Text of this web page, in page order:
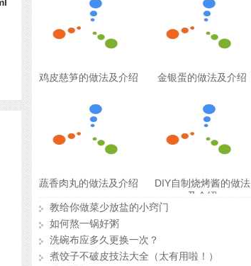
鸡皮慈笋的做法及介绍 金银蛋的做法及介绍
蔬香肉丸的做法及介绍
DIY自制烧烤酱的做法
及介绍
教给你做菜少放盐的小窍门
如何熬一锅好粥
洗碗布应多久更换一次？
煮饺子不破皮技法大全（太有用啦！）